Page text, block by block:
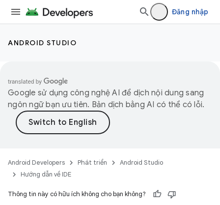
Đăng nhập
ANDROID STUDIO
Google sử dụng công nghệ AI để dịch nội dung sang
ngôn ngữ bạn ưu tiên. Bản dịch bằng AI có thể có lỗi.
Android Developers Phát triển
Android Studio
Hướng dẫn về IDE
Thông tin này có hữu ích không cho bạn không?